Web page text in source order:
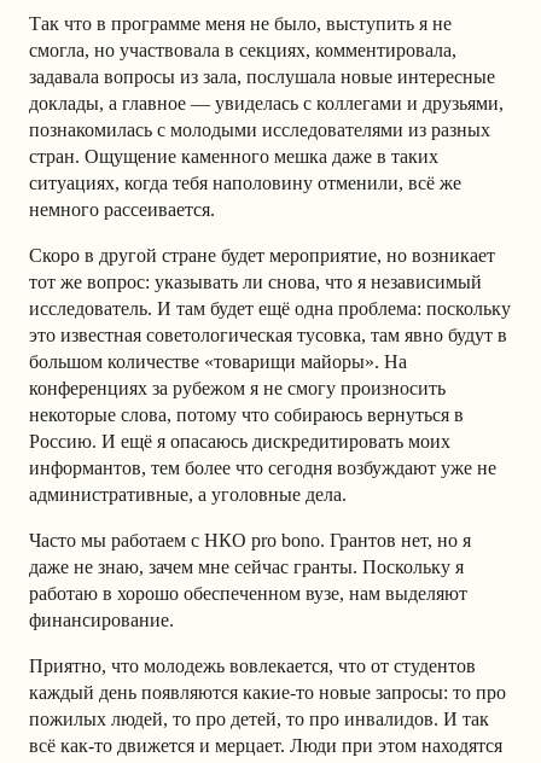
Так что в программе меня не было, выступить я не
смогла, но участвовала в секциях, комментировала,
задавала вопросы из зала, послушала новые интересные
доклады, а главное — увиделась с коллегами и друзьями,
познакомилась с молодыми исследователями из разных
стран. Ощущение каменного мешка даже в таких
ситуациях, когда тебя наполовину отменили, всё же
немного рассеивается.
Скоро в другой стране будет мероприятие, но возникает
тот же вопрос: указывать ли снова, что я независимый
исследователь. И там будет ещё одна проблема: поскольку
это известная советологическая тусовка, там явно будут в
большом количестве «товарищи майоры». На
конференциях за рубежом я не смогу произносить
некоторые слова, потому что собираюсь вернуться в
Россию. И ещё я опасаюсь дискредитировать моих
информантов, тем более что сегодня возбуждают уже не
административные, а уголовные дела.
Часто мы работаем с НКО pro bono. Грантов нет, но я
даже не знаю, зачем мне сейчас гранты. Поскольку я
работаю в хорошо обеспеченном вузе, нам выделяют
финансирование.
Приятно, что молодежь вовлекается, что от студентов
каждый день появляются какие-то новые запросы: то про
пожилых людей, то про детей, то про инвалидов. И так
всё как-то движется и мерцает. Люди при этом находятся